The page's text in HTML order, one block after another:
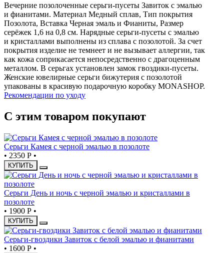
Вечерние позолоченные серьги-пусеты Завиток с эмалью
и фианитами. Материал Медный сплав, Тип покрытия
Позолота, Вставка Черная эмаль и Фианиты, Размер
серёжек 1,6 на 0,8 см. Нарядные серьги-пусеты с эмалью
и кристаллами выполнены из сплава с позолотой. За счет
покрытия изделие не темнеет и не вызывает аллергии, так
как кожа соприкасается непосредственно с драгоценным
металлом. В серьгах установлен замок гвоздики-пусеты.
Женские ювелирные серьги бижутерия с позолотой
упакованы в красивую подарочную коробку MONASHOP.
Рекомендации по уходу
С этим товаром покупают
Серьги Камея с черной эмалью в позолоте
• 2350 Р •
КУПИТЬ
Серьги День и ночь с черной эмалью и кристаллами в
позолоте
• 1900 Р •
КУПИТЬ
Серьги-гвоздики Завиток с белой эмалью и фианитами
• 1600 Р •